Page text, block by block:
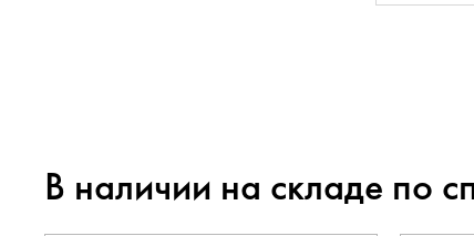
В наличии на складе по